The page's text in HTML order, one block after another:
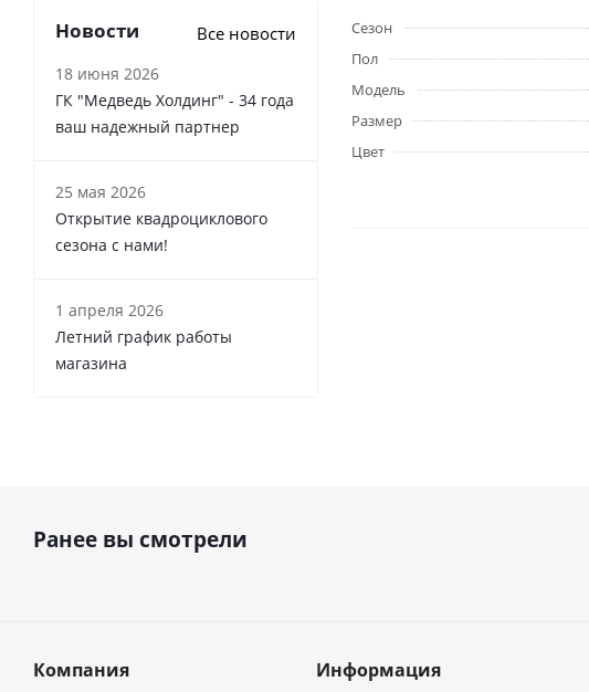
Сезон
Пол
Модель
Размер
Цвет
Новости Все новости
18 июня 2026
ГК "Медведь Холдинг" - 34 года
ваш надежный партнер
25 мая 2026
Открытие квадроциклового
сезона с нами!
1 апреля 2026
Летний график работы
магазина
Ранее вы смотрели
Компания Информация